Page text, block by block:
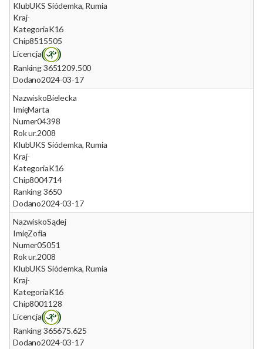
KlubUKS Siódemka, Rumia
Kraj-
KategoriaK16
Chip8515505
Licencja
Ranking 3651209.500
Dodano2024-03-17
NazwiskoBielecka
ImięMarta
Numer04398
Rok ur.2008
KlubUKS Siódemka, Rumia
Kraj-
KategoriaK16
Chip8004714
Ranking 3650
Dodano2024-03-17
NazwiskoSądej
ImięZofia
Numer05051
Rok ur.2008
KlubUKS Siódemka, Rumia
Kraj-
KategoriaK16
Chip8001128
Licencja
Ranking 365675.625
Dodano2024-03-17